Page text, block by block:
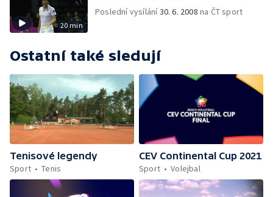
20 min
Poslední vysílání30. 6. 2008 na ČT sport
Ostatní také sledují
Tenisové legendy
Sport
Tenis
CEV Continental Cup 2021
Sport
Volejbal